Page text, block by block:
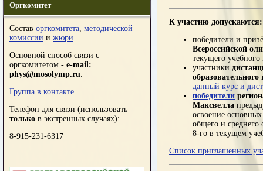
Оргкомитет
Состав оргкомитета, методической
комиссии и жюри
Основной способ связи с
оргкомитетом - e-mail:
phys@mosolymp.ru.
Группа в контакте.
Телефон для связи (использовать
только в экстренных случаях):
8-915-231-6317
К участию допускаются:
победители и
Всероссийской
текущего учебного
участники
данный курс и
победители
Максвелла
освоение
общего и среднего
8-го в текущем
Список приглашенных